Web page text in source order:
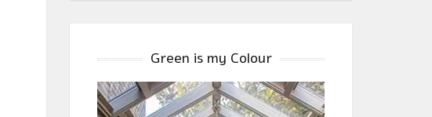
Green is my Colour